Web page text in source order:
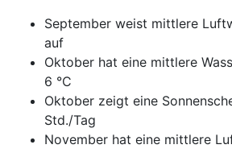
September weist mittlere
auf
Oktober hat eine mittlere
6 °C
Oktober zeigt eine
Std./Tag
November hat eine mittlere